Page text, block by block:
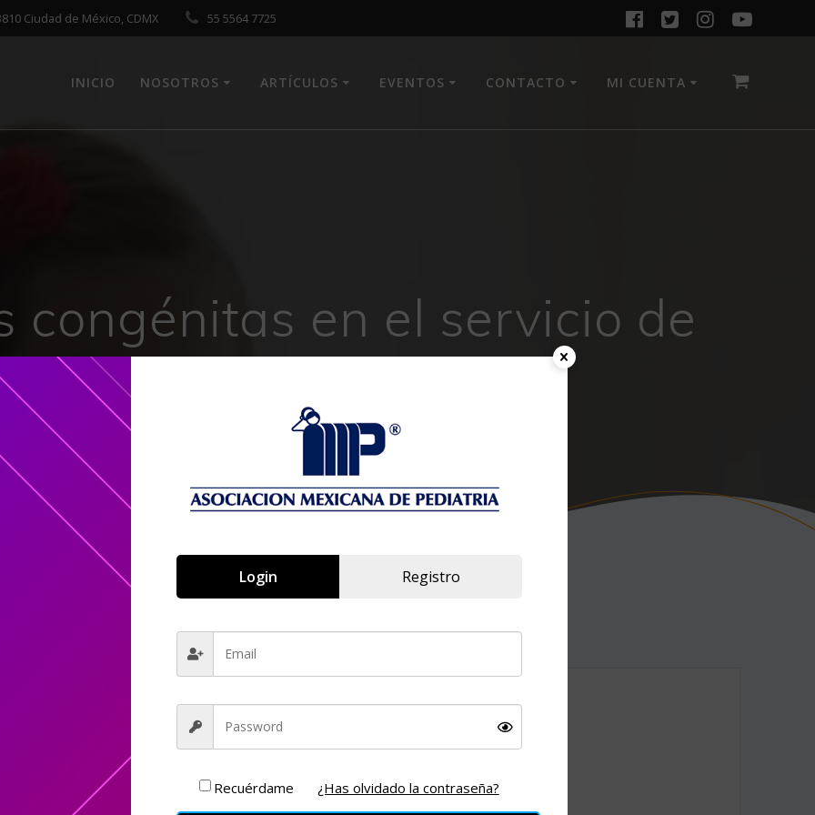
Ciudad de México, CDMX 55 5564 7725
INICIO NOSOTROS ARTÍCULOS EVENTOS CONTACTO MI CUENTA
congénitas en el servicio de
urgencias – LIVE
registrados y que compraron el acceso podrán ver esta sección.
acceso favor de dar en el siguiente link para poder realizar la compra:
Login Registro
Recuérdame ¿Has olvidado la contraseña?